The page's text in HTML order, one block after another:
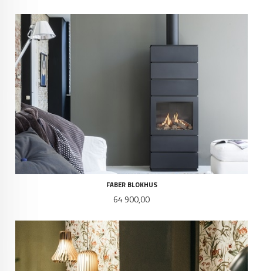
FABER BLOKHUS
Pris
64 900,00